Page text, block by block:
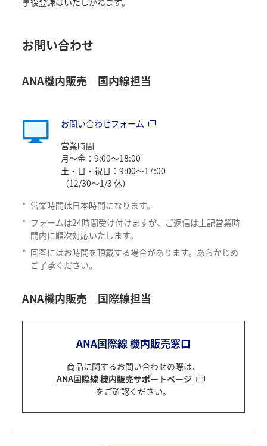
お問い合わせ
ANA機内販売 国内線担当
お問い合わせフォーム
営業時間
月～金：9:00～18:00
土・日・祝日：9:00～17:00
（12/30～1/3 休）
* 営業時間は日本時間になります。
* フォームは24時間受け付けますが、ご返信は上記営業時
間内に順次対応いたします。
* 回答にはお時間を頂戴する場合があります。あらかじめ
ご了承ください。
ANA機内販売 国際線担当
ANA国際線 機内販売窓口
商品に関するお問い合わせの際は、
ANA国際線 機内販売サポートページ
をご確認ください。